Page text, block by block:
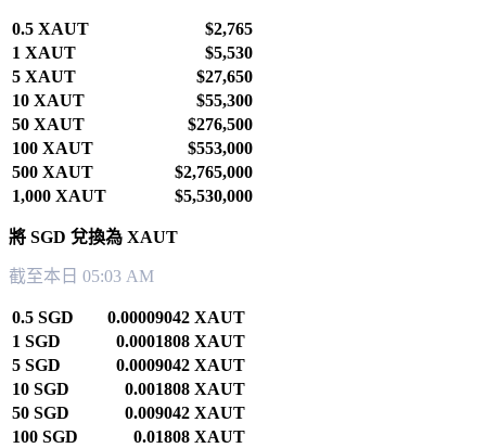
0.5 XAUT
$2,765
1 XAUT
$5,530
5 XAUT
$27,650
10 XAUT
$55,300
50 XAUT
$276,500
100 XAUT
$553,000
500 XAUT
$2,765,000
1,000 XAUT
$5,530,000
將 SGD 兌換為 XAUT
截至本日 05:03 AM
0.5 SGD
0.00009042 XAUT
1 SGD
0.0001808 XAUT
5 SGD
0.0009042 XAUT
10 SGD
0.001808 XAUT
50 SGD
0.009042 XAUT
100 SGD
0.01808 XAUT